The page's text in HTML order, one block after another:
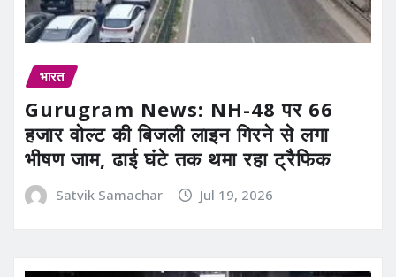
भारत
Gurugram News: NH-48 पर 66
हजार वोल्ट की बिजली लाइन गिरने से लगा
भीषण जाम, ढाई घंटे तक थमा रहा ट्रैफिक
Satvik Samachar Jul 19, 2026